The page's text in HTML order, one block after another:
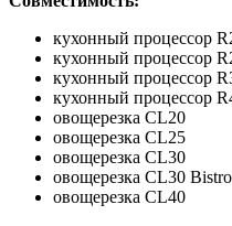
кухонный процессор
кухонный процессор
кухонный процессор
кухонный процессор
овощерезка CL20
овощерезка CL25
овощерезка CL30
овощерезка CL30 Bistro
овощерезка CL40